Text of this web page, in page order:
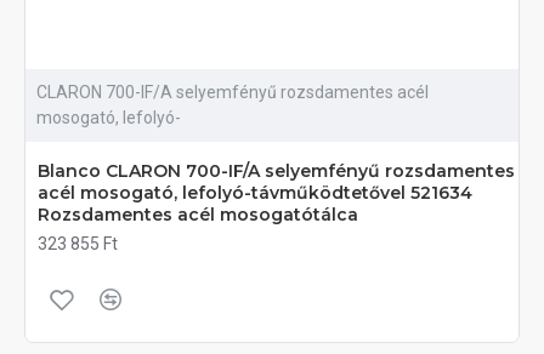
CLARON 700-IF/A selyemfényű rozsdamentes acél
mosogató, lefolyó-
Blanco CLARON 700-IF/A selyemfényű rozsdamentes
acél mosogató, lefolyó-távműködtetővel 521634
Rozsdamentes acél mosogatótálca
323 855 Ft